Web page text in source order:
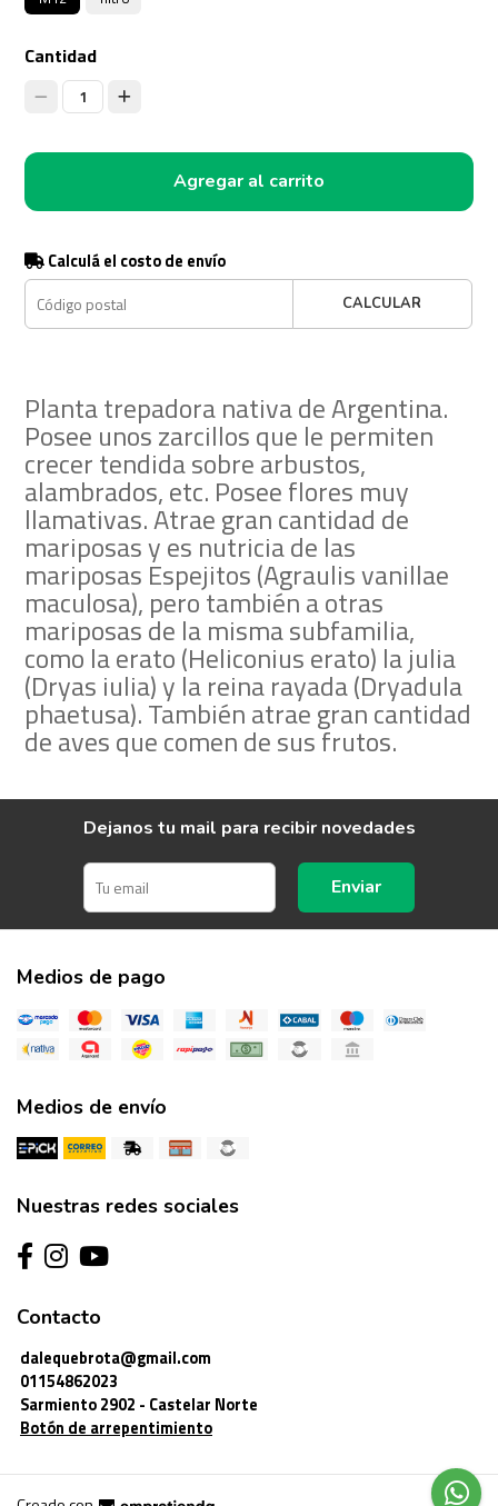
Cantidad
1
Agregar al carrito
Calculá el costo de envío
CALCULAR
Planta trepadora nativa de Argentina.
Posee unos zarcillos que le permiten
crecer tendida sobre arbustos,
alambrados, etc. Posee flores muy
llamativas. Atrae gran cantidad de
mariposas y es nutricia de las
mariposas Espejitos (Agraulis vanillae
maculosa), pero también a otras
mariposas de la misma subfamilia,
como la erato (Heliconius erato) la julia
(Dryas iulia) y la reina rayada (Dryadula
phaetusa). También atrae gran cantidad
de aves que comen de sus frutos.
Dejanos tu mail para recibir novedades
Enviar
Medios de pago
Medios de envío
Nuestras redes sociales
Contacto
dalequebrota@gmail.com
01154862023
Sarmiento 2902 - Castelar Norte
Botón de arrepentimiento